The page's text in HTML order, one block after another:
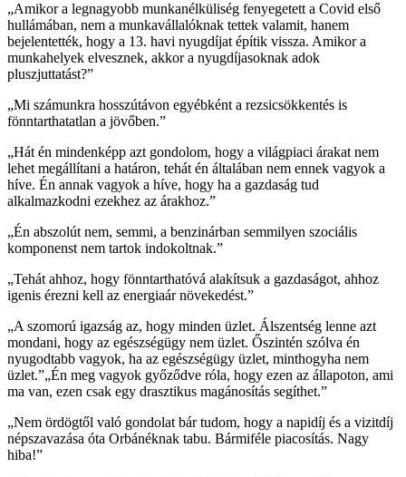
„Amikor a legnagyobb munkanélküliség fenyegetett a Covid első
hullámában, nem a munkavállalóknak tettek valamit, hanem
bejelentették, hogy a 13. havi nyugdíjat építik vissza. Amikor a
munkahelyek elvesznek, akkor a nyugdíjasoknak adok
pluszjuttatást?”
„Mi számunkra hosszútávon egyébként a rezsicsökkentés is
fönntarthatatlan a jövőben.”
„Hát én mindenképp azt gondolom, hogy a világpiaci árakat nem
lehet megállítani a határon, tehát én általában nem ennek vagyok a
híve. Én annak vagyok a híve, hogy ha a gazdaság tud
alkalmazkodni ezekhez az árakhoz.”
„Én abszolút nem, semmi, a benzinárban semmilyen szociális
komponenst nem tartok indokoltnak.”
„Tehát ahhoz, hogy fönntarthatóvá alakítsuk a gazdaságot, ahhoz
igenis érezni kell az energiaár növekedést.”
„A szomorú igazság az, hogy minden üzlet. Álszentség lenne azt
mondani, hogy az egészségügy nem üzlet. Őszintén szólva én
nyugodtabb vagyok, ha az egészségügy üzlet, minthogyha nem
üzlet.”„Én meg vagyok győződve róla, hogy ezen az állapoton, ami
ma van, ezen csak egy drasztikus magánosítás segíthet.”
„Nem ördögtől való gondolat bár tudom, hogy a napidíj és a vizitdíj
népszavazása óta Orbánéknak tabu. Bármiféle piacosítás. Nagy
hiba!”